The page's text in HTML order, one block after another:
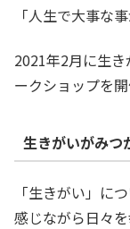
「人生で大事な
2021年2月に生
ークショップを
生きがいがみつ
「生きがい」に
感じながら日々